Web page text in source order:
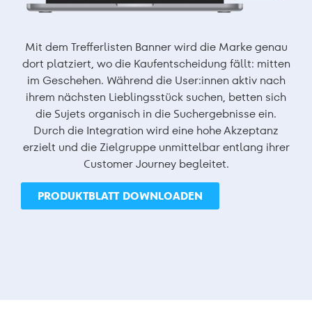
Mit dem Trefferlisten Banner wird die Marke genau
dort platziert, wo die Kaufentscheidung fällt: mitten
im Geschehen. Während die User:innen aktiv nach
ihrem nächsten Lieblingsstück suchen, betten sich
die Sujets organisch in die Suchergebnisse ein.
Durch die Integration wird eine hohe Akzeptanz
erzielt und die Zielgruppe unmittelbar entlang ihrer
Customer Journey begleitet.
PRODUKTBLATT DOWNLOADEN